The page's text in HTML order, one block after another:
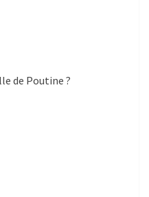
de Poutine ?